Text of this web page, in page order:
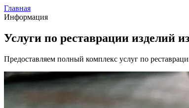
Главная
Информация
Услуги по реставрации изделий
Предоставляем полный комплекс услуг по